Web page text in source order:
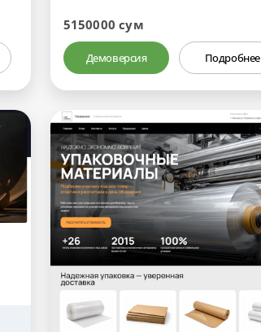
5150000 сум
Демоверсия Подробнее